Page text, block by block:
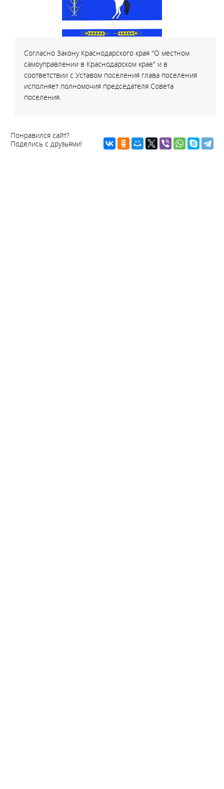
Согласно Закону Краснодарского края "О местном
самоуправлении в Краснодарском крае" и в
соответствии с Уставом поселения глава поселения
исполняет полномочия председателя Совета
поселения.
Понравился сайт?
Поделись с друзьями!